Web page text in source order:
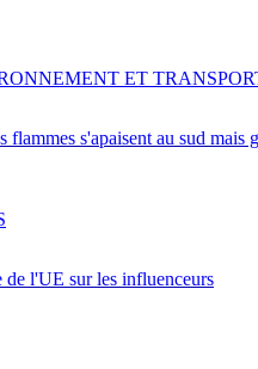
flammes s'apaisent au sud mais
ET
l'UE sur les influenceurs